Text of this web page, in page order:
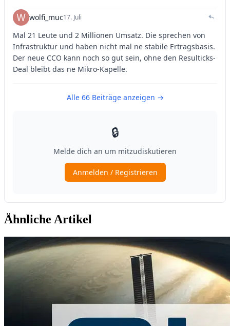
Ähnliche Artikel